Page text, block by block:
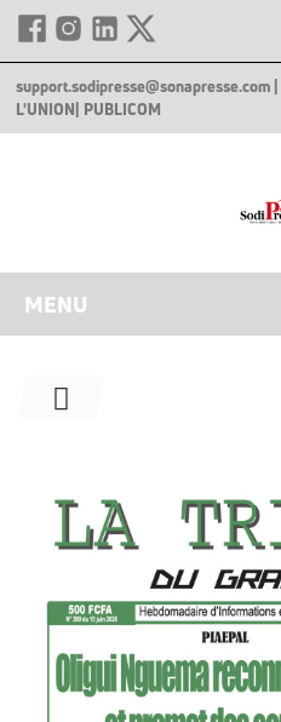
support.sodipresse@sonapresse.com
L'UNION | PUBLICOM
MENU